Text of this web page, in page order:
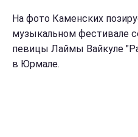
На фото Каменских
музыкальном фестивале
певицы Лаймы Вайкуле
в Юрмале.